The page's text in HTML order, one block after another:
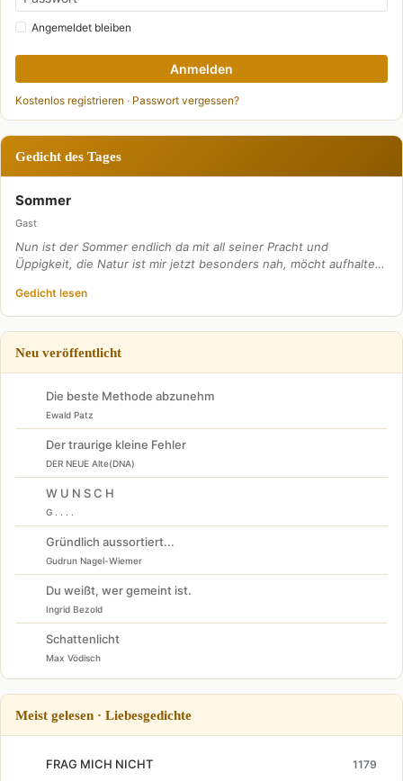
Angemeldet bleiben
Anmelden
Kostenlos registrieren · Passwort vergessen?
Gedicht des Tages
Sommer
Gast
Nun ist der Sommer endlich da mit all seiner Pracht und
Üppigkeit, die Natur ist mir jetzt besonders nah, möcht aufhalte…
Gedicht lesen
Neu veröffentlicht
Die beste Methode abzunehm
Ewald Patz
Der traurige kleine Fehler
DER NEUE Alte(DNA)
W U N S C H
G . . . .
Gründlich aussortiert...
Gudrun Nagel-Wiemer
Du weißt, wer gemeint ist.
Ingrid Bezold
Schattenlicht
Max Vödisch
Meist gelesen · Liebesgedichte
FRAG MICH NICHT 1179